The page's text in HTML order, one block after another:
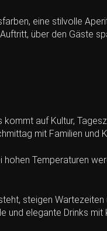
eine stilvolle
über den Gäste
auf Kultur,
mit Familien und
Temperaturen
steigen
elegante Drinks mit